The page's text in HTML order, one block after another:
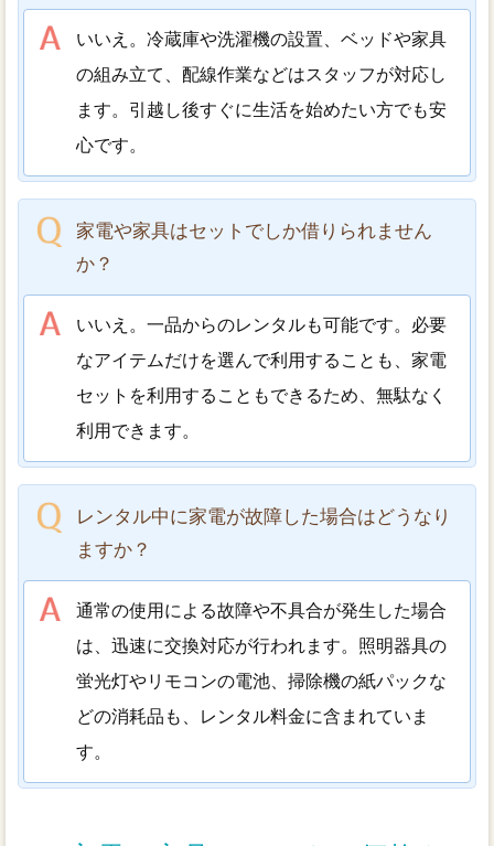
いいえ。冷蔵庫や洗濯機の設置、ベッドや家具
の組み立て、配線作業などはスタッフが対応し
ます。引越し後すぐに生活を始めたい方でも安
心です。
家電や家具はセットでしか借りられません
か？
いいえ。一品からのレンタルも可能です。必要
なアイテムだけを選んで利用することも、家電
セットを利用することもできるため、無駄なく
利用できます。
レンタル中に家電が故障した場合はどうなり
ますか？
通常の使用による故障や不具合が発生した場合
は、迅速に交換対応が行われます。照明器具の
蛍光灯やリモコンの電池、掃除機の紙パックな
どの消耗品も、レンタル料金に含まれていま
す。